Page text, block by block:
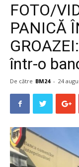
FOTO/
PANICĂ
într-o
De către BM24 - 24